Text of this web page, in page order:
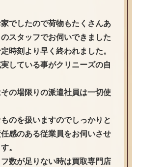
でしたので荷物もたくさんあ
スタッフでお伺いできました
時刻より早く終われました。
している事がクリニーズの自
の場限りの派遣社員は一切使
のを扱いますのでしっかりと
感のある従業員をお伺いさせ
。
数が足りない時は買取専門店